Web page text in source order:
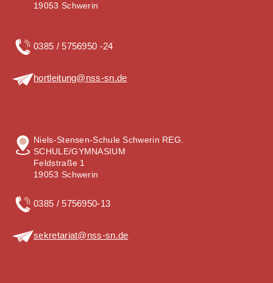
19053 Schwerin
0385 / 5756950 -24
hortleitung@nss-sn.de
Niels-Stensen-Schule Schwerin REG.
SCHULE/GYMNASIUM
Feldstraße 1
19053 Schwerin
0385 / 5756950-13
sekretariat@nss-sn.de